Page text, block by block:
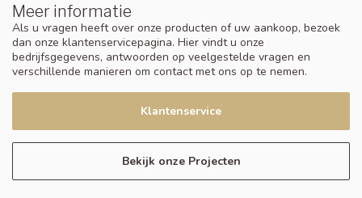
Meer informatie
Als u vragen heeft over onze producten of uw aankoop, bezoek
dan onze klantenservicepagina. Hier vindt u onze
bedrijfsgegevens, antwoorden op veelgestelde vragen en
verschillende manieren om contact met ons op te nemen.
Klantenservice
Bekijk onze Projecten